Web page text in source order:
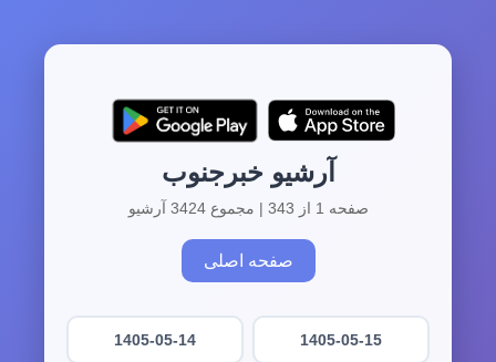
آرشیو خبرجنوب
صفحه 1 از 343 | مجموع 3424 آرشیو
صفحه اصلی
1405-05-15
1405-05-14